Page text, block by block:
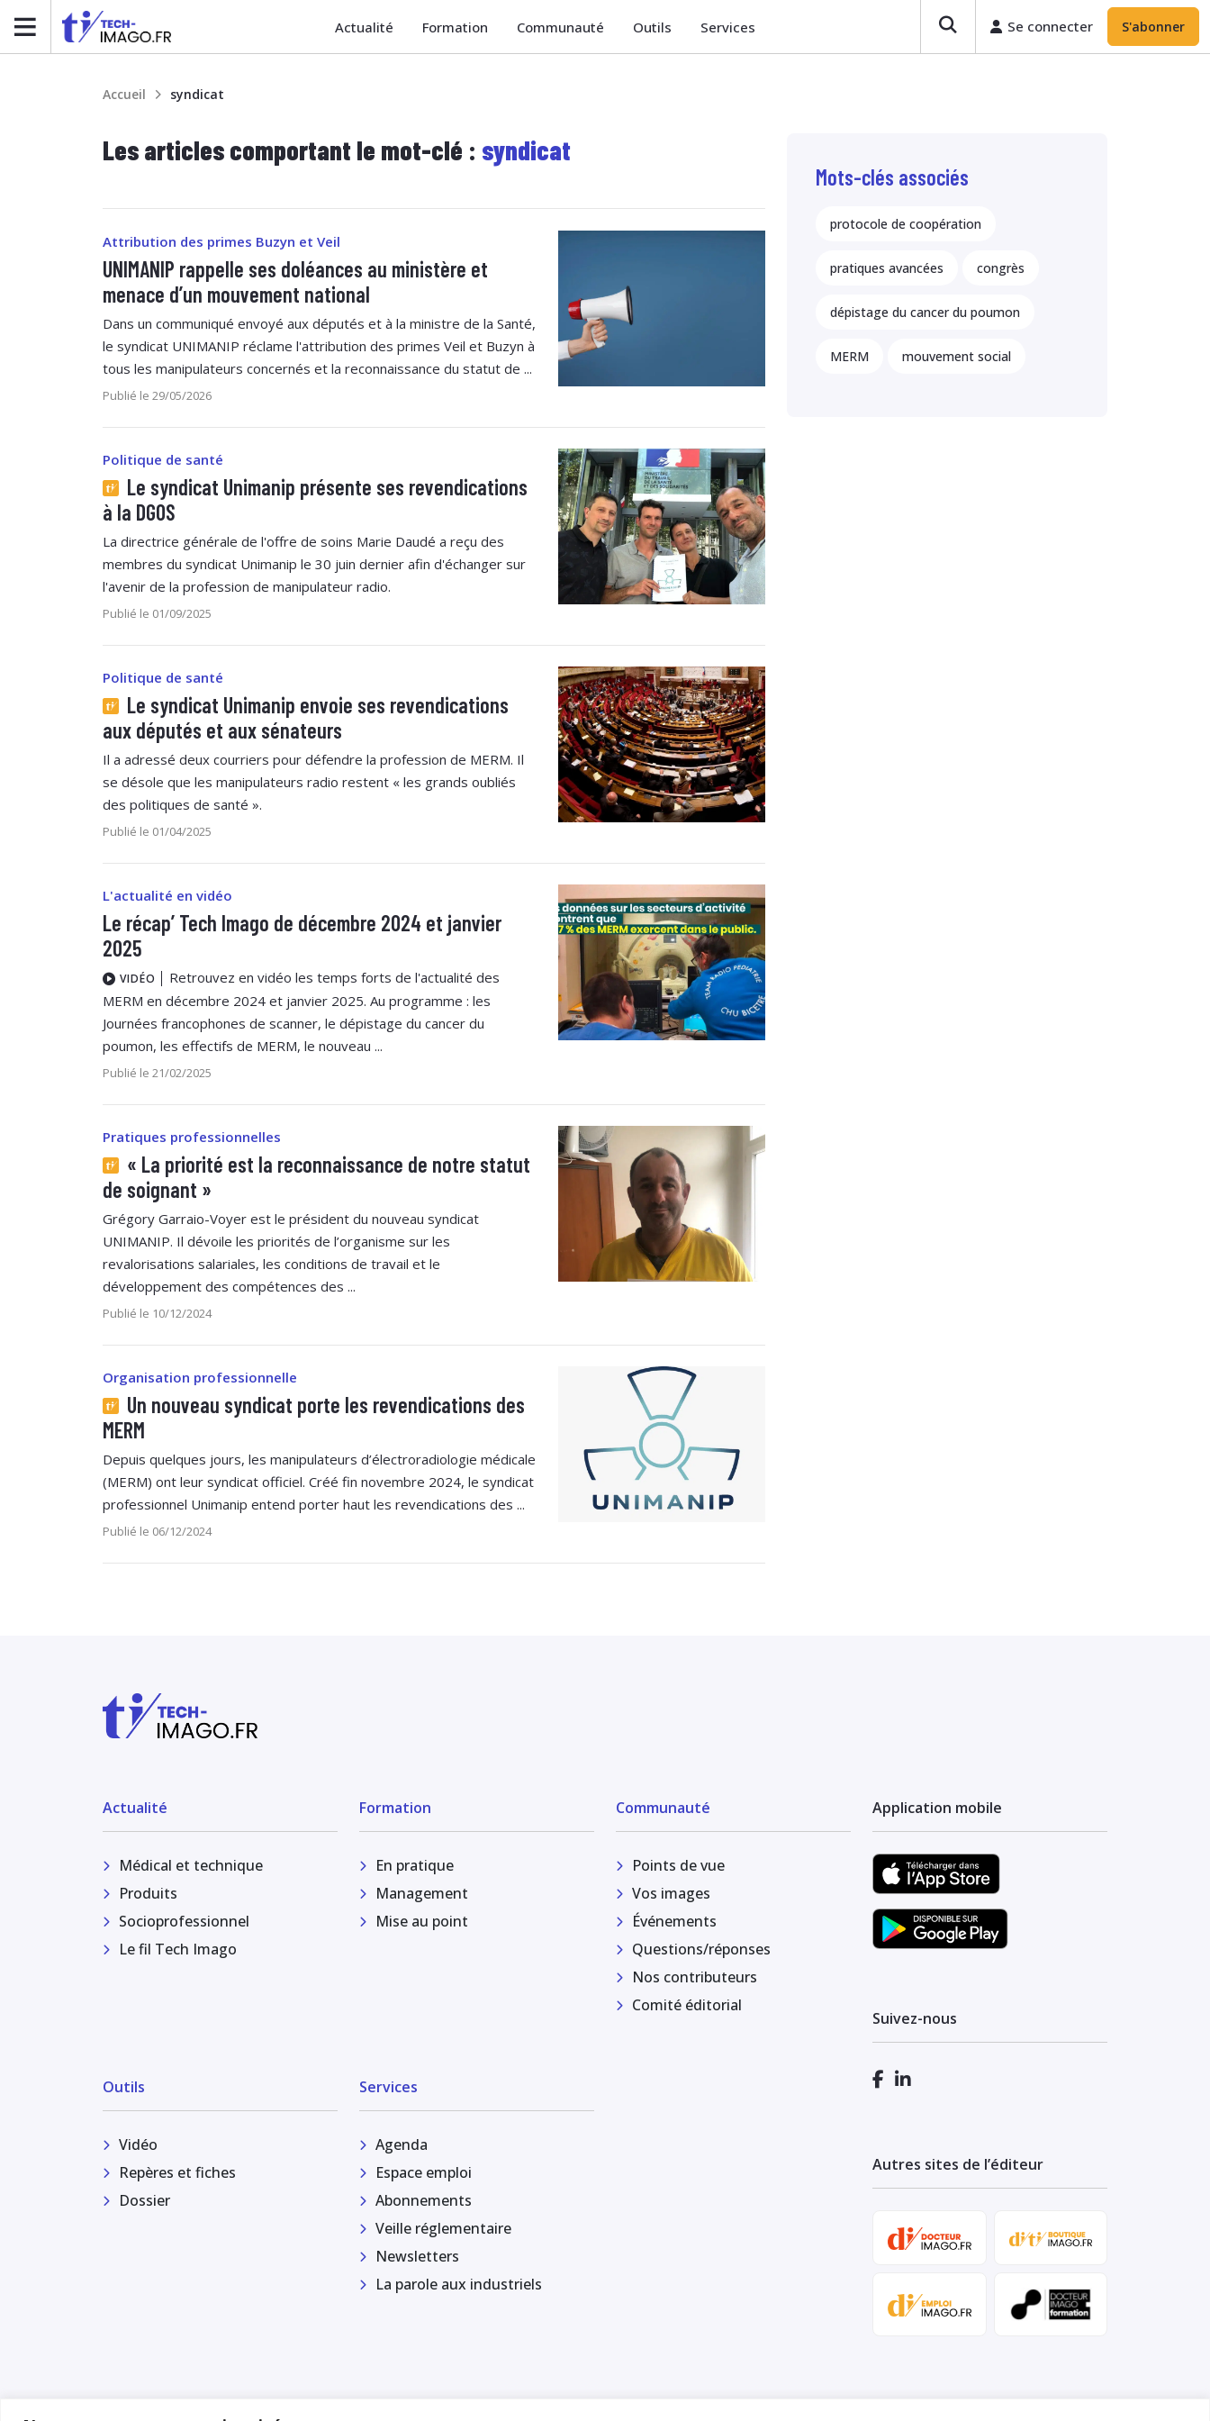
Actualité Formation Communauté Outils Services Se connecter S'abonner
Accueil syndicat
Les articles comportant le mot-clé : syndicat
Attribution des primes Buzyn et Veil
UNIMANIP rappelle ses doléances au ministère et
menace d’un mouvement national
Dans un communiqué envoyé aux députés et à la ministre de la Santé,
le syndicat UNIMANIP réclame l'attribution des primes Veil et Buzyn à
tous les manipulateurs concernés et la reconnaissance du statut de ...
Publié le 29/05/2026
Politique de santé
Le syndicat Unimanip présente ses revendications
à la DGOS
La directrice générale de l'offre de soins Marie Daudé a reçu des
membres du syndicat Unimanip le 30 juin dernier afin d'échanger sur
l'avenir de la profession de manipulateur radio.
Publié le 01/09/2025
Politique de santé
Le syndicat Unimanip envoie ses revendications
aux députés et aux sénateurs
Il a adressé deux courriers pour défendre la profession de MERM. Il
se désole que les manipulateurs radio restent « les grands oubliés
des politiques de santé ».
Publié le 01/04/2025
L'actualité en vidéo
Le récap’ Tech Imago de décembre 2024 et janvier
2025
VIDÉO
Retrouvez en vidéo les temps forts de l'actualité des
MERM en décembre 2024 et janvier 2025. Au programme : les
Journées francophones de scanner, le dépistage du cancer du
poumon, les effectifs de MERM, le nouveau ...
Publié le 21/02/2025
Pratiques professionnelles
« La priorité est la reconnaissance de notre statut
de soignant »
Grégory Garraio-Voyer est le président du nouveau syndicat
UNIMANIP. Il dévoile les priorités de l’organisme sur les
revalorisations salariales, les conditions de travail et le
développement des compétences des ...
Publié le 10/12/2024
Organisation professionnelle
Un nouveau syndicat porte les revendications des
MERM
Depuis quelques jours, les manipulateurs d’électroradiologie médicale
(MERM) ont leur syndicat officiel. Créé fin novembre 2024, le syndicat
professionnel Unimanip entend porter haut les revendications des ...
Publié le 06/12/2024
Mots-clés associés
protocole de coopération
pratiques avancées congrès
dépistage du cancer du poumon
MERM mouvement social
Actualité
Médical et technique
Produits
Socioprofessionnel
Le fil Tech Imago
Formation
En pratique
Management
Mise au point
Communauté
Points de vue
Vos images
Événements
Questions/réponses
Nos contributeurs
Comité éditorial
Outils
Vidéo
Repères et fiches
Dossier
Services
Agenda
Espace emploi
Abonnements
Veille réglementaire
Newsletters
La parole aux industriels
Application mobile
Suivez-nous
Autres sites de l’éditeur